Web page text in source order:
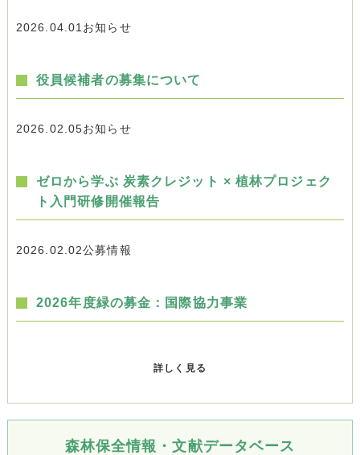
2026.04.01 お知らせ
役員候補者の募集について
2026.02.05お知らせ
ゼロから学ぶ 炭素クレジット × 植林プロジェク
ト入門研修開催報告
2026.02.02公募情報
2026年度緑の募金：国際協力事業
詳しく見る
森林保全情報・文献データベース